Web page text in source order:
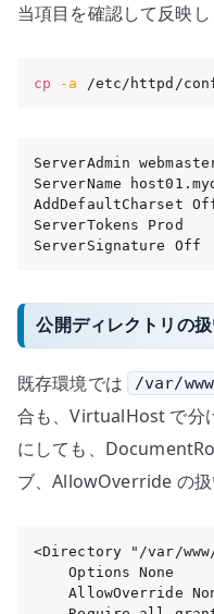
当項目を確認して反映し
cp -a /etc/httpd/
ServerAdmin
ServerName
AddDefaultCharset
ServerTokens Prod
ServerSignature Off
公開ディレクトリの
既存環境では /var/
合も、VirtualHost で分
にしても、
ブ、AllowOverride の扱
<Directory "/var/
    Options None
AllowOverride